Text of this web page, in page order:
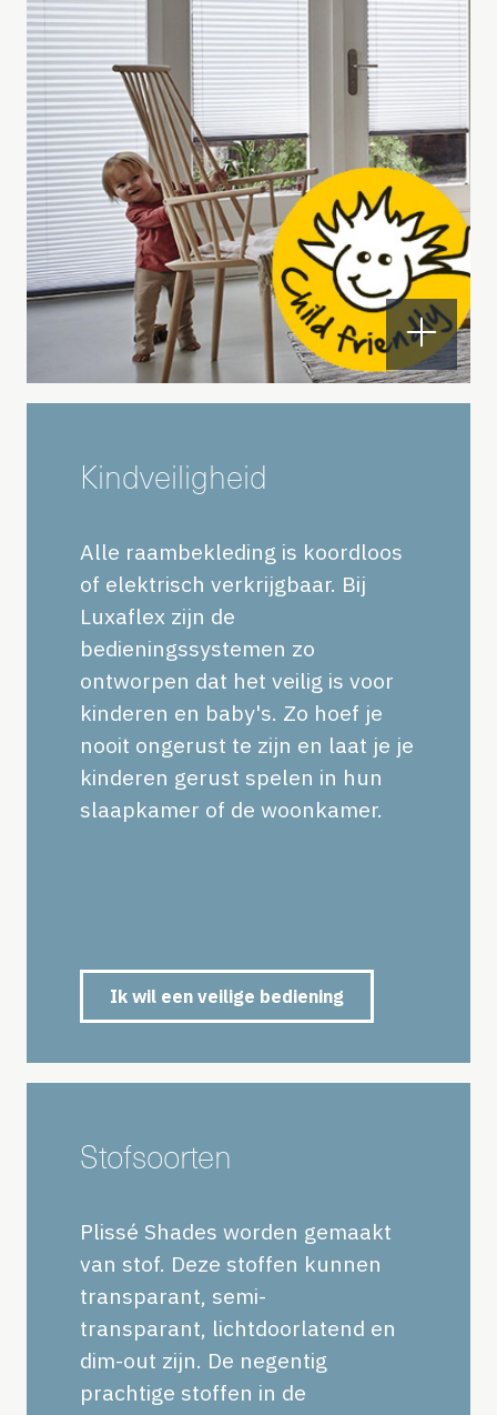
Kindveiligheid
Alle raambekleding is koordloos
of elektrisch verkrijgbaar. Bij
Luxaflex zijn de
bedieningssystemen zo
ontworpen dat het veilig is voor
kinderen en baby's. Zo hoef je
nooit ongerust te zijn en laat je je
kinderen gerust spelen in hun
slaapkamer of de woonkamer.
Ik wil een veilige bediening
Stofsoorten
Plissé Shades worden gemaakt
van stof. Deze stoffen kunnen
transparant, semi-
transparant, lichtdoorlatend en
dim-out zijn. De negentig
prachtige stoffen in de